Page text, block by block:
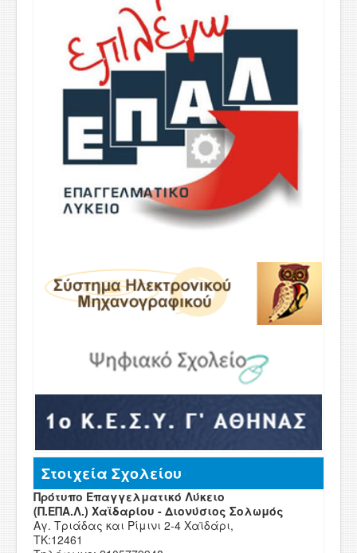
Στοιχεία Σχολείου
Πρότυπο Επαγγελματικό Λύκειο
(Π.ΕΠΑ.Λ.) Χαϊδαρίου - Διονύσιος Σολωμός
Αγ. Τριάδας και Ρίμινι 2-4 Χαϊδάρι,
ΤΚ:12461